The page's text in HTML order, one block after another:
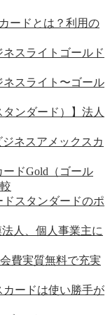
ードとは？利用の
スライトゴールド
スライト〜ゴール
タンダード）】法人
ネスアメックスカ
ドGold（ゴール
スタンダードのポ
人、個人事業主に
会費実質無料で充実
ードは使い勝手が